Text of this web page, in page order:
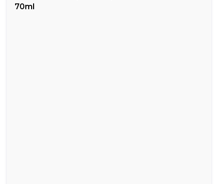
REFIL TINTA COMPATÍVEL EPSON T664 AZUL - 70ML
70ml